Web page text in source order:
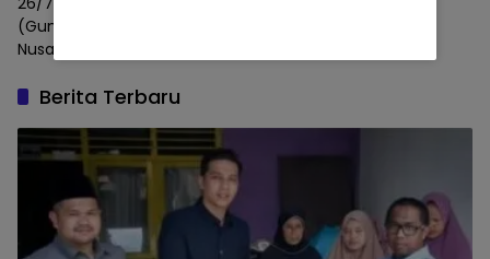
(Gunawan/Lensa
Nusantara).
Berita Terbaru